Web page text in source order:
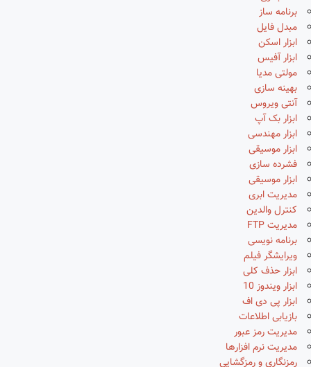
برنامه ساز
مبدل فایل
ابزار اسکن
ابزار آفیس
مولتی مدیا
بهینه سازی
آنتی ویروس
ابزار بک آپ
ابزار مهندسی
ابزار موسیقی
فشرده سازی
ابزار موسیقی
مدیریت ابری
کنترل والدین
مدیریت FTP
برنامه نویسی
ویرایشگر فیلم
ابزار حذف کلی
ابزار ویندوز 10
ابزار پی دی اف
بازیابی اطلاعات
مدیریت رمز عبور
مدیریت نرم افزارها
رمزنگاری و رمزگشایی